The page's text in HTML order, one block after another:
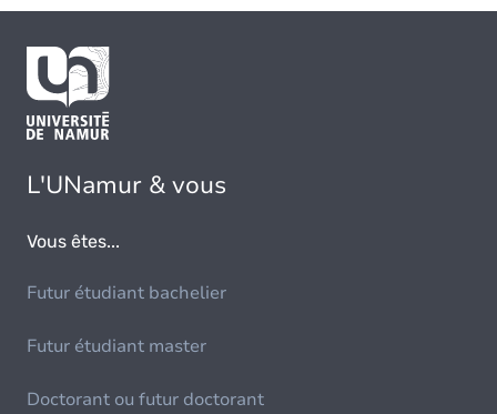
L'UNamur & vous
Vous êtes...
Futur étudiant bachelier
Futur étudiant master
Doctorant ou futur doctorant